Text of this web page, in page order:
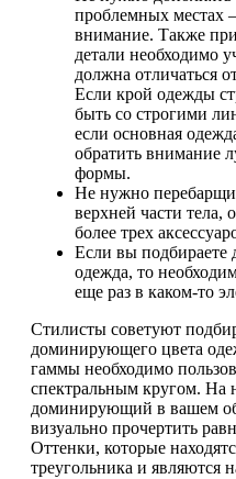
проблемных местах
внимание. Также
детали необходимо
должна отличаться
Если крой одежды
быть со строгими
если основная
обратить внимание
формы.
Не нужно
верхней части тела,
более трех
Если вы подбираете
одежда, то
еще раз в каком-то
Стилисты советуют
доминирующего цвета
гаммы необходимо
спектральным кругом. На
доминирующий в вашем
визуально прочертить
Оттенки, которые
треугольника и являются